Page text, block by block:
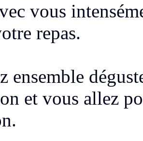
vous
repas.
ensemble
et vous allez